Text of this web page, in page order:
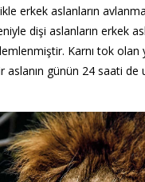
erkek aslanların
dişi aslanların erkek
Karnı tok olan
aslanın günün 24 saati de